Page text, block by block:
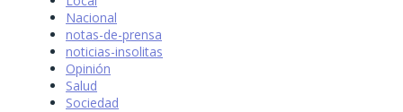
Nacional
notas-de-prensa
noticias-insolitas
Opinión
Salud
Sociedad